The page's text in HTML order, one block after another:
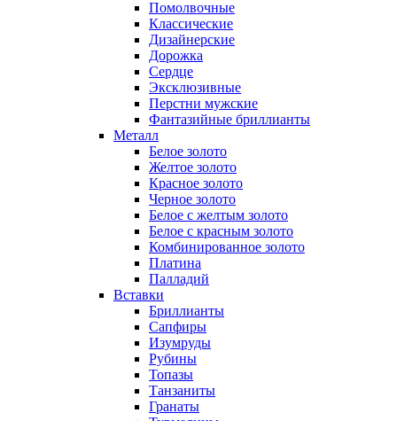
Помолвочные
Классические
Дизайнерские
Дорожка
Сердце
Эксклюзивные
Перстни мужские
Фантазийные бриллианты
Металл
Белое золото
Желтое золото
Красное золото
Черное золото
Белое с желтым золото
Белое с красным золото
Комбинированное золото
Платина
Палладий
Вставки
Бриллианты
Сапфиры
Изумруды
Рубины
Топазы
Танзаниты
Гранаты